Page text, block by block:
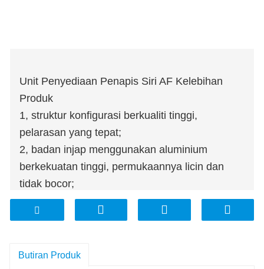
Unit Penyediaan Penapis Siri AF Kelebihan
Produk
1, struktur konfigurasi berkualiti tinggi,
pelarasan yang tepat;
2, badan injap menggunakan aluminium
berkekuatan tinggi, permukaannya licin dan
tidak bocor;
3, reka bentuk dalaman yang indah, produk
lebih tahan lama, lebih selamat untuk
4, unsur penapis tembaga standard;
Butiran Produk